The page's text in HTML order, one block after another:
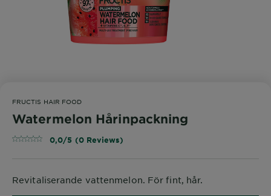
FRUCTIS HAIR FOOD
Watermelon Hårinpackning
0,0/5 (0 Reviews)
Revitaliserande vattenmelon. För fint, hår.